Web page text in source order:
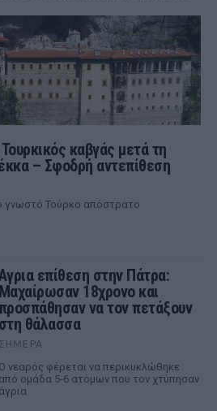
καβγάς μετά τη
– Σφοδρή αντεπίθεση
γνωστό Τούρκο απόστρατο
επίθεση στην Πάτρα:
Μαχαίρωσαν 18χρονο και
να τον πετάξουν
στη θάλασσα
ΣΉΜΕΡΑ
Ο νεαρός φέρεται να περικυκλώθηκε
από ομάδα 5-6 ατόμων που τον χτύπησαν
άγρια